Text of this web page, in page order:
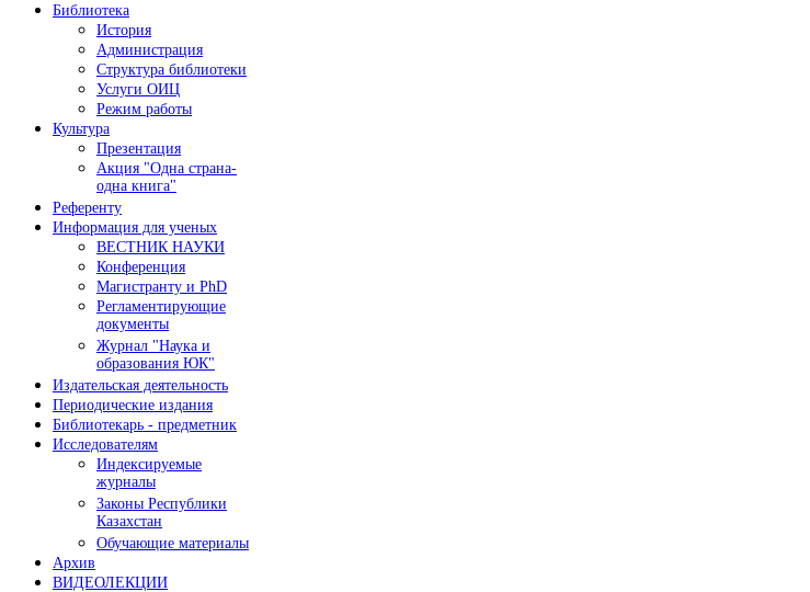
Библиотека
История
Администрация
Структура библиотеки
Услуги ОИЦ
Режим работы
Культура
Презентация
Акция "Одна страна-
одна книга"
Референту
Информация для ученых
ВЕСТНИК НАУКИ
Конференция
Магистранту и PhD
Регламентирующие
документы
Журнал "Наука и
образования ЮК"
Издательская деятельность
Периодические издания
Библиотекарь - предметник
Исследователям
Индексируемые
журналы
Законы Республики
Казахстан
Обучающие материалы
Архив
ВИДЕОЛЕКЦИИ